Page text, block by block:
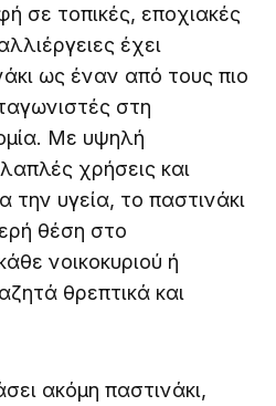
σε τοπικές, εποχιακές
έχει
ως έναν από τους πιο
στη
Με υψηλή
χρήσεις και
την υγεία, το παστινάκι
θέση στο
νοικοκυριού ή
θρεπτικά και
ακόμη παστινάκι,